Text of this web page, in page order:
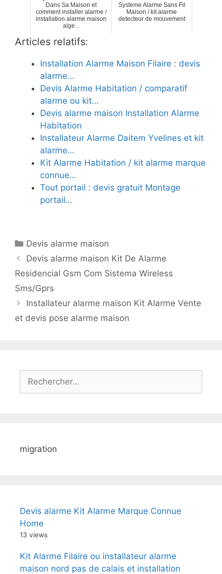
Dans Sa Maison et
comment installer alarme /
installation alarme maison
alge...
Systeme Alarme Sans Fil
Maison / kit alarme
detecteur de mouvement
Articles relatifs:
Installation Alarme Maison Filaire : devis
alarme…
Devis Alarme Habitation / comparatif
alarme ou kit…
Devis alarme maison Installation Alarme
Habitation
Installateur Alarme Daitem Yvelines et kit
alarme…
Kit Alarme Habitation / kit alarme marque
connue…
Tout portail : devis gratuit Montage
portail…
Catégories
Devis alarme maison
Devis alarme maison Kit De Alarme
Residencial Gsm Com Sistema Wireless
Sms/Gprs
Installateur alarme maison Kit Alarme Vente
et devis pose alarme maison
migration
Devis alarme Kit Alarme Marque Connue
Home
13 views
Kit Alarme Filaire ou installateur alarme
maison nord pas de calais et installation